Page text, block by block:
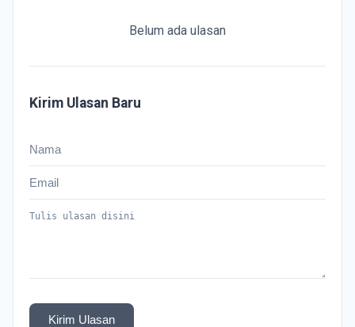
Belum ada ulasan
Kirim Ulasan Baru
Kirim Ulasan